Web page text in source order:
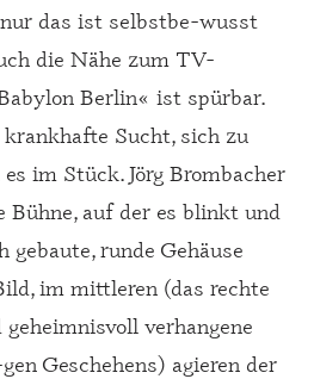
das ist selbstbe-wusst
die Nähe zum TV-
Berlin« ist spürbar.
Sucht, sich zu
im Stück. Jörg Brombacher
Bühne, auf der es blinkt und
gebaute, runde Gehäuse
im mittleren (das rechte
verhangene
Geschehens) agieren der